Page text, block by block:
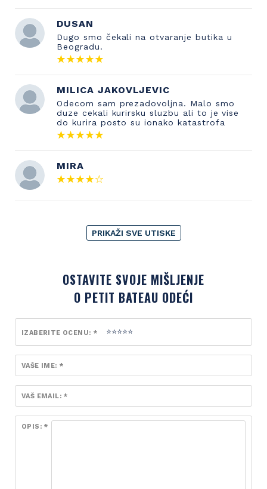
DUSAN
Dugo smo čekali na otvaranje butika u
Beogradu.
MILICA JAKOVLJEVIC
Odecom sam prezadovoljna. Malo smo
duze cekali kurirsku sluzbu ali to je vise
do kurira posto su ionako katastrofa
MIRA
PRIKAŽI SVE UTISKE
OSTAVITE SVOJE MIŠLJENJE
O PETIT BATEAU ODEĆI
IZABERITE OCENU: *
VAŠE IME: *
VAŠ EMAIL: *
OPIS: *